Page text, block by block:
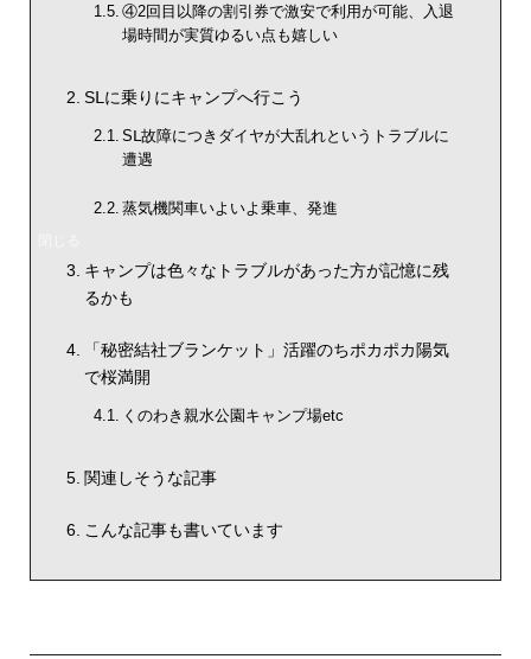
④2回目以降の割引券で激安で利用が可能、入退
場時間が実質ゆるい点も嬉しい
SⅬに乗りにキャンプへ行こう
SⅬ故障につきダイヤが大乱れというトラブルに
遭遇
蒸気機関車いよいよ乗車、発進
キャンプは色々なトラブルがあった方が記憶に残
るかも
「秘密結社ブランケット」活躍のちポカポカ陽気
で桜満開
くのわき親水公園キャンプ場etc
関連しそうな記事
こんな記事も書いています